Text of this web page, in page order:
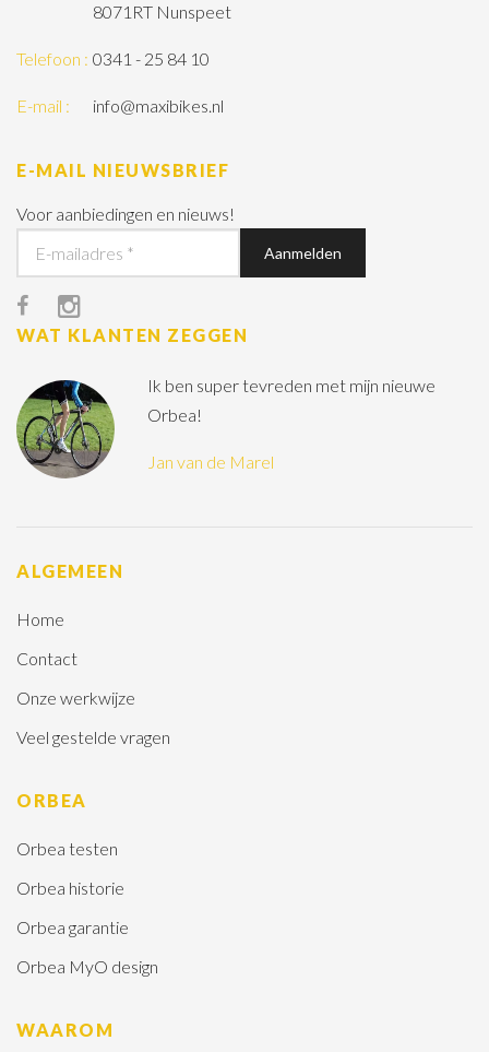
8071RT Nunspeet
Telefoon : 0341 - 25 84 10
E-mail : info@maxibikes.nl
E-MAIL NIEUWSBRIEF
Voor aanbiedingen en nieuws!
WAT KLANTEN ZEGGEN
Ik ben super tevreden met mijn nieuwe
Orbea!
Jan van de Marel
ALGEMEEN
Home
Contact
Onze werkwijze
Veel gestelde vragen
ORBEA
Orbea testen
Orbea historie
Orbea garantie
Orbea MyO design
WAAROM